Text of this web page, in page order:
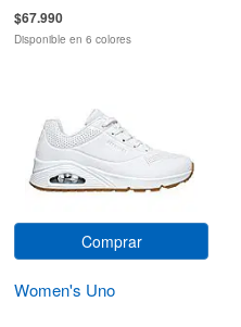
$67.990
Disponible en 6 colores
Comprar
Women's Uno